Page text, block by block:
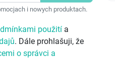
i nowych produktach.
použití a
. Dále prohlašuji, že
o správci a